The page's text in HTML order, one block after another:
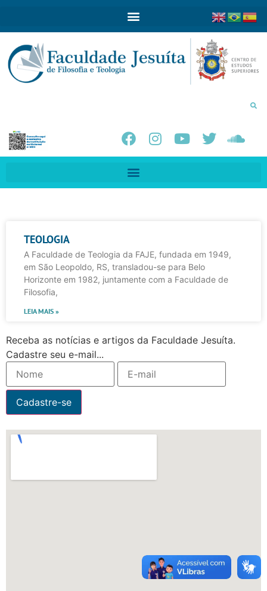
TEOLOGIA
A Faculdade de Teologia da FAJE, fundada em 1949,
em São Leopoldo, RS, transladou-se para Belo
Horizonte em 1982, juntamente com a Faculdade de
Filosofia,
LEIA MAIS »
Receba as notícias e artigos da Faculdade Jesuíta.
Cadastre seu e-mail...